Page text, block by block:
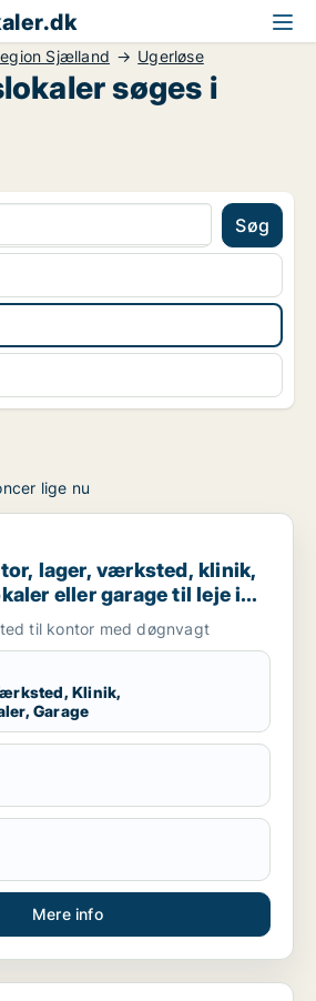
Sjælland Ugerløse
søges i
Søg
lige nu
værksted, klinik,
lager, værksted, klinik,
eller garage til leje i
til kontor med døgnvagt
Klinik,
Garage
Mere info